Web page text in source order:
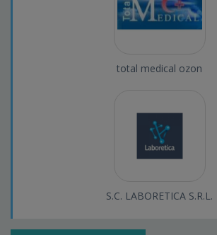
total medical ozon
S.C. LABORETICA S.R.L.